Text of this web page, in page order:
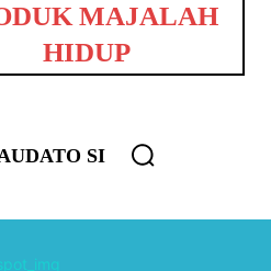
MAJALAH
HIDUP
SI